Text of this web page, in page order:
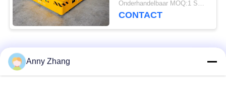
Onderhandelbaar MOQ:1 Set/sets
CONTACT
populaire categorieën
Anny Zhang